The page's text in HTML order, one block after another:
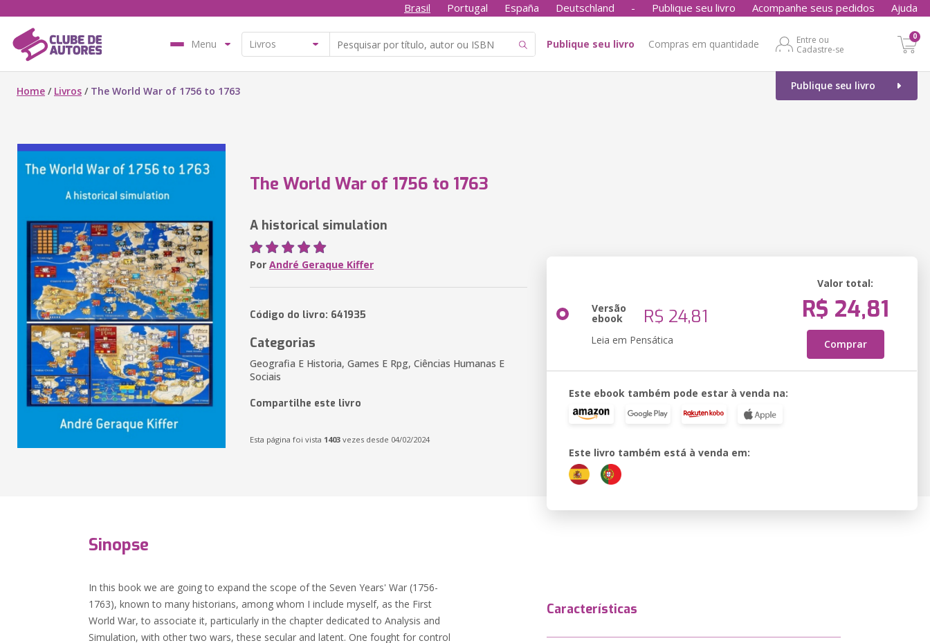
Brasil Portugal España Deutschland - Publique seu livro Acompanhe seus pedidos Ajuda
Menu Publique seu livro Compras em quantidade
Entre ou
Cadastre-se
0
Publique seu livro
Home / Livros / The World War of 1756 to 1763
The World War of 1756 to 1763
A historical simulation
Por André Geraque Kiffer
Código do livro: 641935
Categorias
Geografia E Historia, Games E Rpg, Ciências Humanas E
Sociais
Compartilhe este livro
Esta página foi vista 1403 vezes desde 04/02/2024
Versão
ebook R$ 24,81
Leia em Pensática
Valor total:
R$ 24,81
Comprar
Este ebook também pode estar à venda na:
Este livro também está à venda em:
Sinopse
In this book we are going to expand the scope of the Seven Years' War (1756-
1763), known to many historians, among whom I include myself, as the First
World War, to associate it, particularly in the chapter dedicated to Analysis and
Simulation, with other two wars, these secular and latent. One fought for control
Características